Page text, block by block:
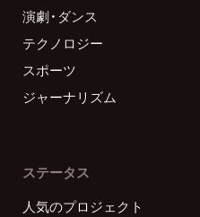
演劇・ダンス
テクノロジー
スポーツ
ジャーナリズム
ステータス
人気のプロジェクト